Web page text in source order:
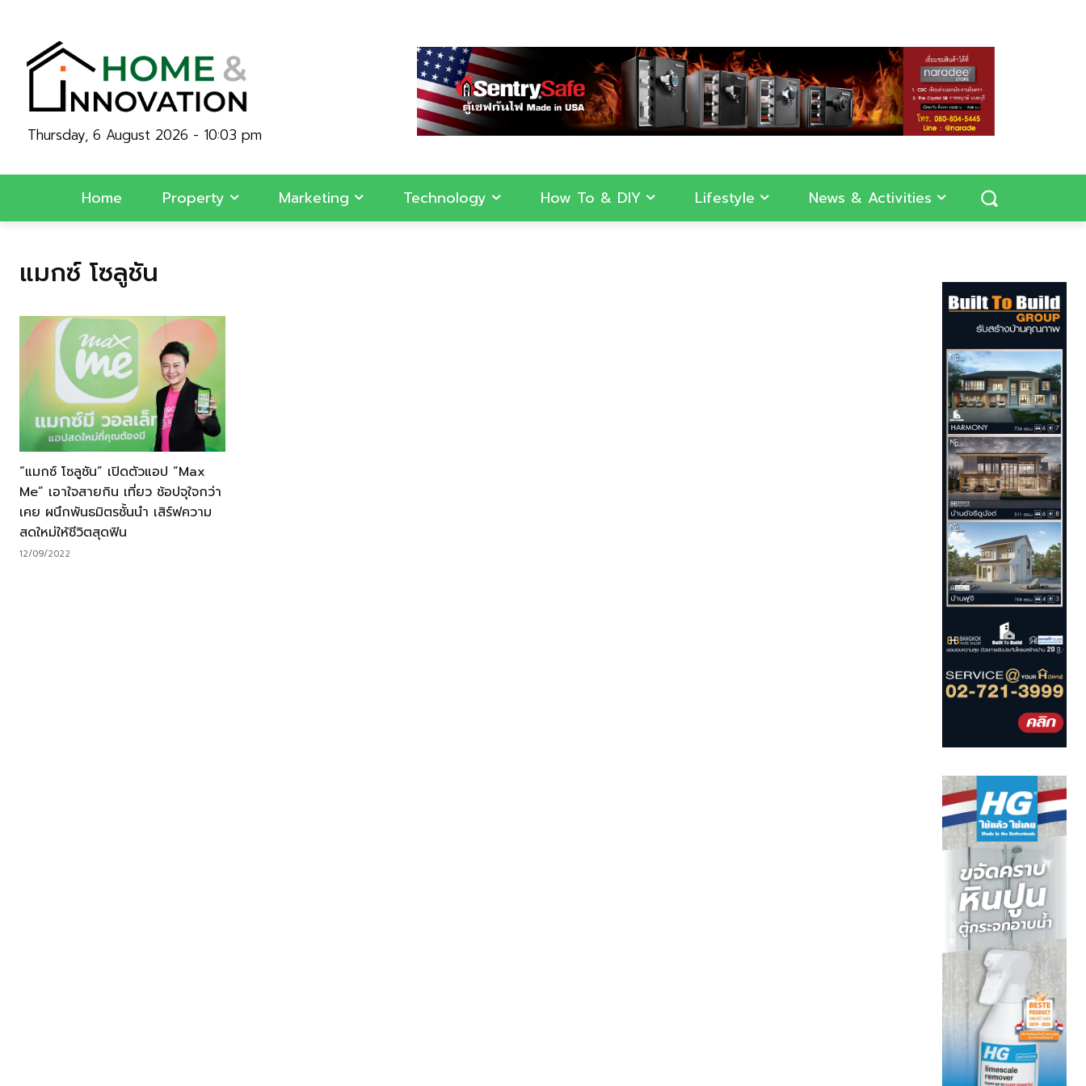
Thursday, 6 August 2026 - 10:03 pm
Home Property Marketing Technology How To & DIY Lifestyle News & Activities
แมกซ์ โซลูชัน
“แมกซ์ โซลูชัน” เปิดตัวแอป “Max
Me” เอาใจสายกิน เที่ยว ช้อปจุใจกว่า
เคย ผนึกพันธมิตรชั้นนำ เสิร์ฟความ
สดใหม่ให้ชีวิตสุดฟิน
12/09/2022